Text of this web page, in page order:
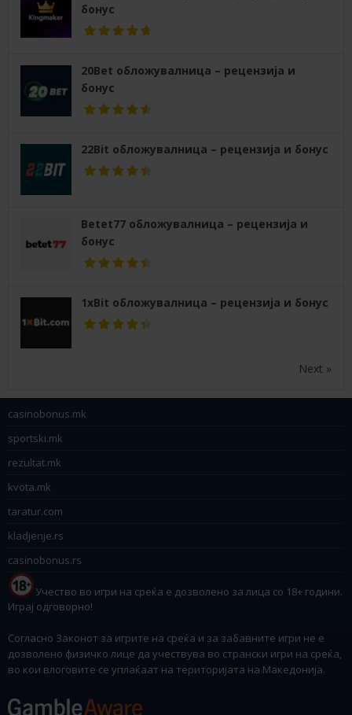
бонус
20Bet обложувалница – рецензија и
бонус
22Bit обложувалница – рецензија и бонус
Betet77 обложувалница – рецензија и
бонус
1xBit обложувалница – рецензија и бонус
Next »
casinobonus.mk
sportski.mk
rezultat.mk
kvota.mk
taratur.com
kladjenje.rs
casinobonus.rs
Учество во игри на среќа е дозволено за лица со 18+ години.
Играј одговорно!
Согласно Законот за игрите на среќа и за забавните игри не е
дозволено физичко лице да учествува во странски игри на среќа,
во кои влоговите се уплаќаат на територијата на Македонија.